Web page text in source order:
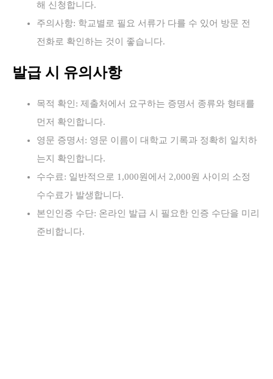
해 신청합니다.
주의사항: 학교별로 필요 서류가 다를 수 있어 방문 전
전화로 확인하는 것이 좋습니다.
발급 시 유의사항
목적 확인: 제출처에서 요구하는 증명서 종류와 형태를
먼저 확인합니다.
영문 증명서: 영문 이름이 대학교 기록과 정확히 일치하
는지 확인합니다.
수수료: 일반적으로 1,000원에서 2,000원 사이의 소정
수수료가 발생합니다.
본인인증 수단: 온라인 발급 시 필요한 인증 수단을 미리
준비합니다.